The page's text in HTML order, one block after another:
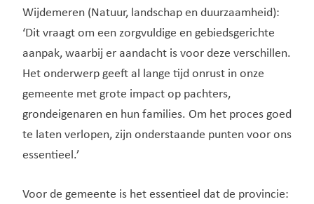
Wijdemeren (Natuur, landschap en duurzaamheid):
‘Dit vraagt om een zorgvuldige en gebiedsgerichte
aanpak, waarbij er aandacht is voor deze verschillen.
Het onderwerp geeft al lange tijd onrust in onze
gemeente met grote impact op pachters,
grondeigenaren en hun families. Om het proces goed
te laten verlopen, zijn onderstaande punten voor ons
essentieel.’
Voor de gemeente is het essentieel dat de provincie: